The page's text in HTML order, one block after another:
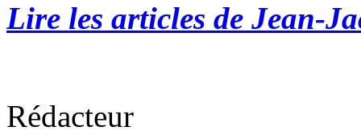
Lire les articles de Jean-
Rédacteur